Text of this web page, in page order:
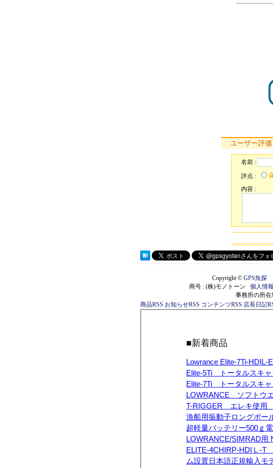
ユーザー評価
名前 :
評点 :
内容 :
Copyright © GPS魚探
商号 : (株)モノトーン 個人情
事務所の所在
商品RSS お知らせRSS コンテンツRSS 店長日記